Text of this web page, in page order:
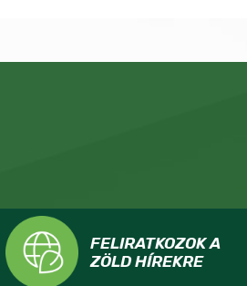
FELIRATKOZOK A
ZÖLD HÍREKRE